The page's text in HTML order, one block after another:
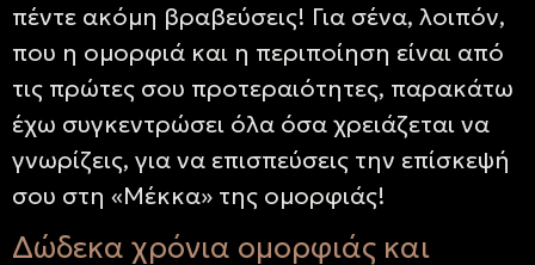
πέντε ακόμη βραβεύσεις! Για σένα, λοιπόν,
που η ομορφιά και η περιποίηση είναι από
τις πρώτες σου προτεραιότητες, παρακάτω
έχω συγκεντρώσει όλα όσα χρειάζεται να
γνωρίζεις, για να επισπεύσεις την επίσκεψή
σου στη «Μέκκα» της ομορφιάς!
Δώδεκα χρόνια ομορφιάς και